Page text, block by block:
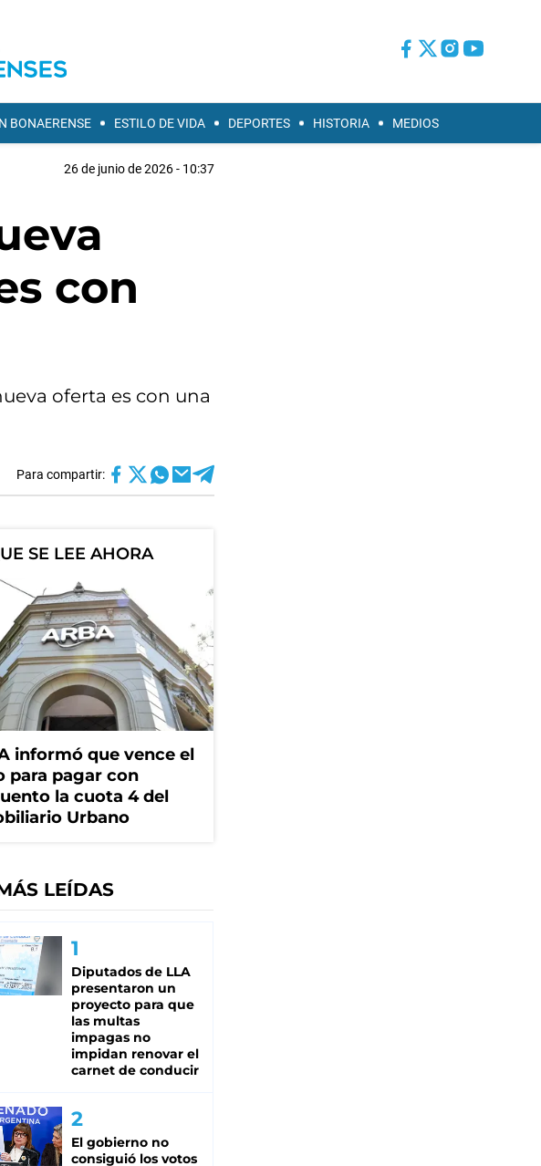
BONAERENSE ESTILO DE VIDA DEPORTES HISTORIA MEDIOS
26 de junio de 2026 - 10:37
con
oferta es con una
Para compartir:
SE LEE AHORA
informó que vence el
para pagar con
la cuota 4 del
Urbano
LEÍDAS
Diputados de LLA
presentaron un
proyecto para que
las multas
impagas no
impidan renovar el
carnet de conducir
El gobierno no
consiguió los votos